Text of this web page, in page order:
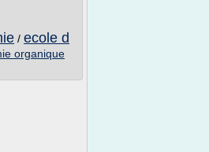
/ ecole d
organique